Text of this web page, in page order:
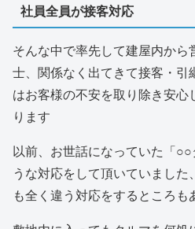
社員全員が接客対応
そんな中で率先して建屋内か
士、関係なく出てきて接客・引
はお客様の不安を取り除き安
ります
以前、お世話になっていた「
うな対応をして頂いていまし
も全く違う対応をするところも